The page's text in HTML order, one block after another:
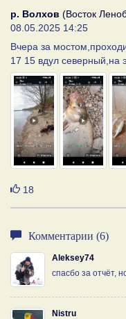
р. Волхов (Восток
08.05.2025 14:25
Вчера за
17 15 вдул северный,на
Нравится
18
Комментарии (6)
Aleksey74
спасбо за отчëт,
Nistru